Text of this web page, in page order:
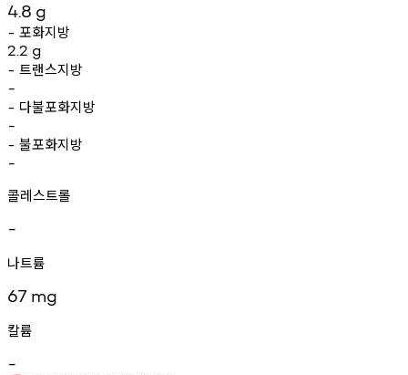
4.8 g
- 포화지방
2.2 g
- 트랜스지방
-
- 다불포화지방
-
- 불포화지방
-
콜레스트롤
-
나트륨
67 mg
칼륨
-